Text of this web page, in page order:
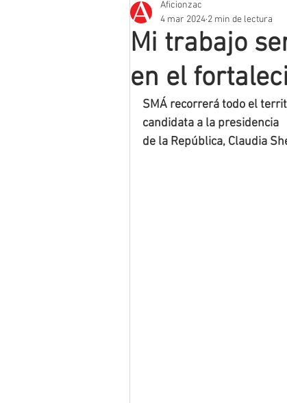
Que no se olvide
Mineros LNBP
Mi trabajo
en el
Aficionzac
4 mar 2024 2 min de lectura
SMÁ recorrerá todo el
candidata a la presidencia
de la República, Claudia